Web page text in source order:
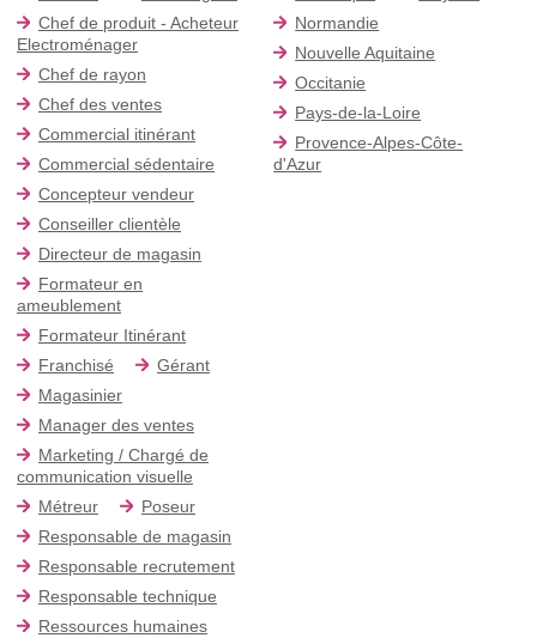
Chef de produit - Acheteur
Electroménager
Chef de rayon
Chef des ventes
Commercial itinérant
Commercial sédentaire
Concepteur vendeur
Conseiller clientèle
Directeur de magasin
Formateur en
ameublement
Formateur Itinérant
Franchisé
Gérant
Magasinier
Manager des ventes
Marketing / Chargé de
communication visuelle
Métreur
Poseur
Responsable de magasin
Responsable recrutement
Responsable technique
Ressources humaines
Normandie
Nouvelle Aquitaine
Occitanie
Pays-de-la-Loire
Provence-Alpes-Côte-
d'Azur